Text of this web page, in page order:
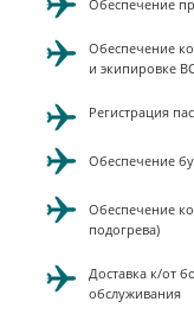
Обеспечение
Обеспечение
и экипировке
Регистрация
Обеспечение
Обеспечение
подогрева)
Доставка к/от
обслуживания